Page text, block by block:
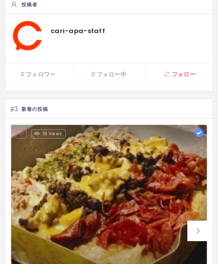
投稿者
cari-apa-staff
0 フォロワー 0 フォロー中 フォロー
新着の投稿
53 Views